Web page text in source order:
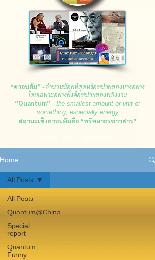
“ควอนตัม” - จำนวนน้อยที่สุดหรือหน่วยของบางอย่าง
โดยเฉพาะอย่างยิ่งคือหน่วยของพลังงาน
“Quantum” - the smallest amount or unit of
something, especially energy
สถานะเชิงควอนตัมคือ “ทรัพยากรข่าวสาร”
Home
All Posts
Quantum@China
Special
report
Quantum
Funny
All Posts